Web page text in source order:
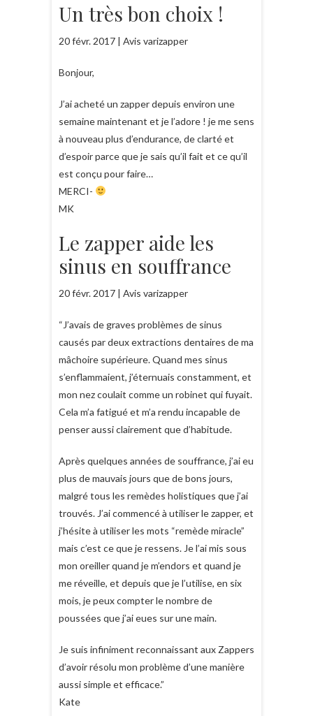
Un très bon choix !
20 févr. 2017 | Avis varizapper
Bonjour,
J’ai acheté un zapper depuis environ une
semaine maintenant et je l’adore ! je me sens
à nouveau plus d’endurance, de clarté et
d’espoir parce que je sais qu’il fait et ce qu’il
est conçu pour faire…
MERCI-
MK
Le zapper aide les
sinus en souffrance
20 févr. 2017 | Avis varizapper
“J’avais de graves problèmes de sinus
causés par deux extractions dentaires de ma
mâchoire supérieure. Quand mes sinus
s’enflammaient, j’éternuais constamment, et
mon nez coulait comme un robinet qui fuyait.
Cela m’a fatigué et m’a rendu incapable de
penser aussi clairement que d’habitude.
Après quelques années de souffrance, j’ai eu
plus de mauvais jours que de bons jours,
malgré tous les remèdes holistiques que j’ai
trouvés. J’ai commencé à utiliser le zapper, et
j’hésite à utiliser les mots “remède miracle”
mais c’est ce que je ressens. Je l’ai mis sous
mon oreiller quand je m’endors et quand je
me réveille, et depuis que je l’utilise, en six
mois, je peux compter le nombre de
poussées que j’ai eues sur une main.
Je suis infiniment reconnaissant aux Zappers
d’avoir résolu mon problème d’une manière
aussi simple et efficace.”
Kate